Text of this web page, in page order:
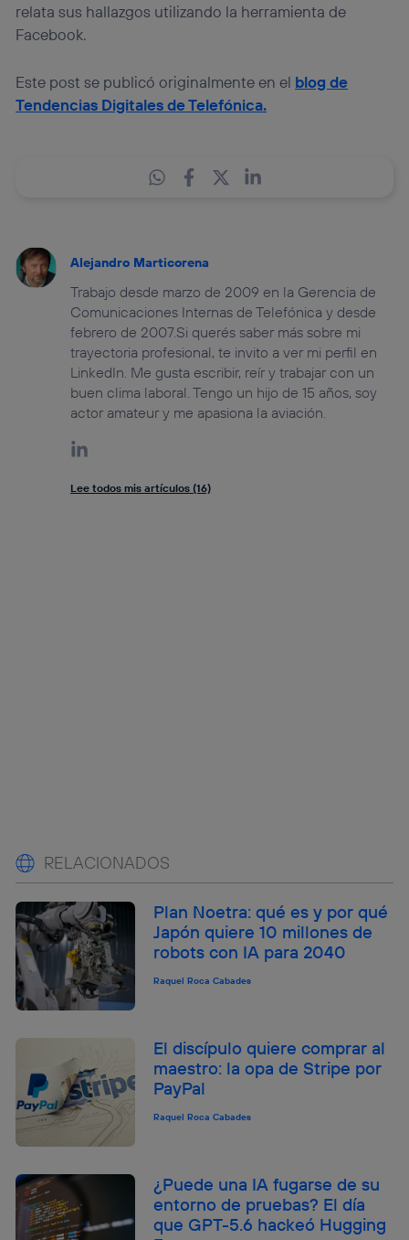
relata sus hallazgos utilizando la herramienta de
Facebook.
Este post se publicó originalmente en el blog de
Tendencias Digitales de Telefónica.
Alejandro Marticorena
Trabajo desde marzo de 2009 en la Gerencia de
Comunicaciones Internas de Telefónica y desde
febrero de 2007.Si querés saber más sobre mi
trayectoria profesional, te invito a ver mi perfil en
LinkedIn. Me gusta escribir, reír y trabajar con un
buen clima laboral. Tengo un hijo de 15 años, soy
actor amateur y me apasiona la aviación.
Lee todos mis artículos (16)
RELACIONADOS
Plan Noetra: qué es y por qué
Japón quiere 10 millones de
robots con IA para 2040
Raquel Roca Cabades
El discípulo quiere comprar al
maestro: la opa de Stripe por
PayPal
Raquel Roca Cabades
¿Puede una IA fugarse de su
entorno de pruebas? El día
que GPT-5.6 hackeó Hugging